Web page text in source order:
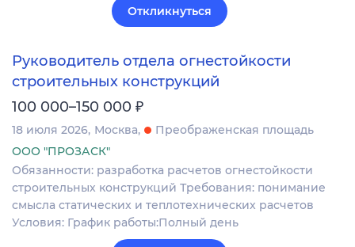
Откликнуться
Руководитель отдела огнестойкости
строительных конструкций
100 000–150 000 ₽
18 июля 2026 Москва
Преображенская площадь
ООО "ПРОЗАСК"
Обязанности: разработка расчетов огнестойкости
строительных конструкций Требования: понимание
смысла статических и теплотехнических расчетов
Условия: График работы:Полный день